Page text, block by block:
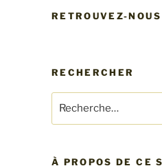
RETROUVEZ-NOUS
RECHERCHER
pour
À PROPOS DE CE